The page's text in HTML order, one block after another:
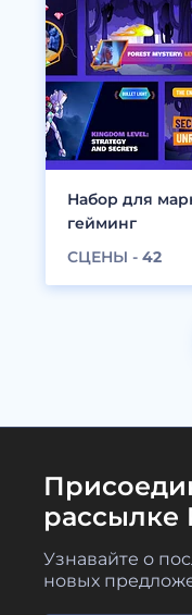
Набор для
гейминг
СЦЕНЫ - 42
рассылке
Узнавайте о
новых